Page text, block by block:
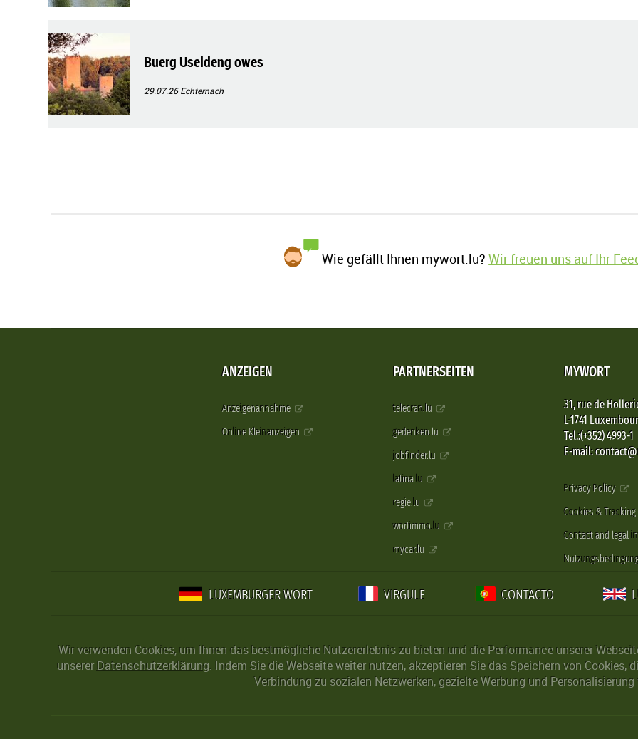
Buerg Useldeng owes
29.07.26Echternach
Wie gefällt Ihnen mywort.lu?Wir freuen uns auf Ihr
ANZEIGEN
Anzeigenannahme
Online Kleinanzeigen
PARTNERSEITEN
telecran.lu
gedenken.lu
jobfinder.lu
latina.lu
regie.lu
wortimmo.lu
mycar.lu
MYWORT
31, rue de
L-1741
Tel.:(+352) 4993-1
E-mail:
Privacy Policy
Cookies & Tracking
Contact and legal
LUXEMBURGER WORT VIRGULE CONTACTO
Wir verwenden Cookies, um Ihnen das bestmögliche Nutzererlebnis zu bieten und die Performance unserer
unserer Datenschutzerklärung. Indem Sie die Webseite weiter nutzen, akzeptieren Sie das Speichern von
Verbindung zu sozialen Netzwerken, gezielte Werbung und